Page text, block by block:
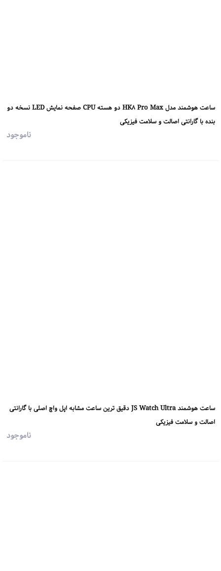
ساعت هوشمند مدل HK8 Pro Max دو هسته CPU صفحه نمایش LED نسخه دو
بنده با گارانتی اصالت و سلامت فیزیکی
ناموجود
ساعت هوشمند JS Watch Ultra دقیق ترین ساعت مشابه اپل واچ اصلی با گارانتی
اصالت و سلامت فیزیکی
ناموجود